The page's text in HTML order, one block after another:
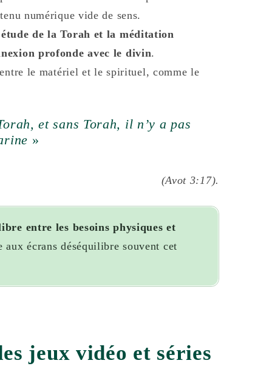
numérique vide de sens.
de la Torah et la méditation
profonde avec le divin.
le matériel et le spirituel, comme le
et sans Torah, il n’y a pas
»
(Avot 3:17).
entre les besoins physiques et
aux écrans déséquilibre souvent cet
jeux vidéo et séries